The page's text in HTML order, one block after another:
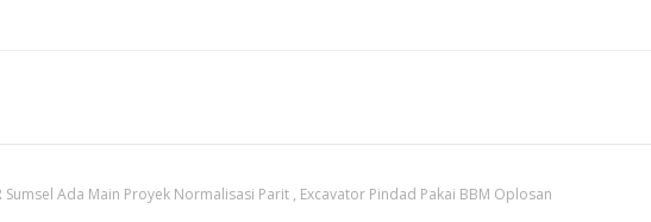
Sumsel Ada Main Proyek Normalisasi Parit , Excavator Pindad Pakai BBM Oplosan